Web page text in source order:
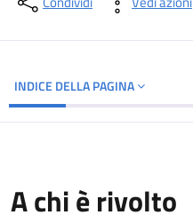
INDICE DELLA PAGINA
A chi è rivolto